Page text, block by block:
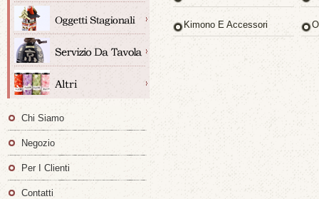
Kimono E Accessori
Chi Siamo
Negozio
Per I Clienti
Contatti